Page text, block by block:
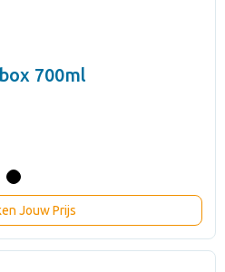
700ml
Jouw Prijs